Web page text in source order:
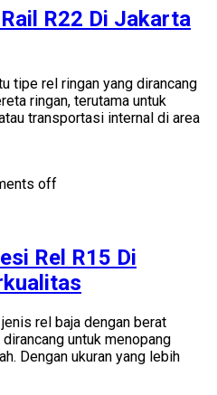
R22 Di Jakarta
tipe rel ringan yang dirancang
ringan, terutama untuk
transportasi internal di area
off
Rel R15 Di
rel baja dengan berat
untuk menopang
Dengan ukuran yang lebih